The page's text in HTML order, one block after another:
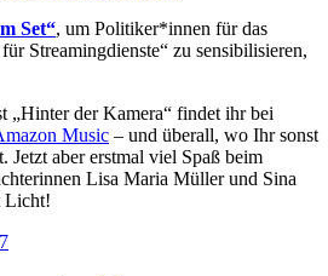
Set“, um Politiker*innen für das
Streamingdienste“ zu sensibilisieren,
„Hinter der Kamera“ findet ihr bei
Music – und überall, wo Ihr sonst
Jetzt aber erstmal viel Spaß beim
Lisa Maria Müller und Sina
Licht!